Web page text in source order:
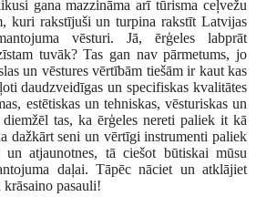
gana mazzināma arī tūrisma ceļvežu
kuri rakstījuši un turpina rakstīt Latvijas
vēsturi. Jā, ērģeles labprāt
tuvāk? Tas gan nav pārmetums, jo
un vēstures vērtībām tiešām ir kaut kas
daudzveidīgas un specifiskas kvalitātes
estētiskas un tehniskas, vēsturiskas un
tas, ka ērģeles nereti paliek it kā
dažkārt seni un vērtīgi instrumenti paliek
un atjaunotnes, tā ciešot būtiskai mūsu
daļai. Tāpēc nāciet un atklājiet
krāsaino pasauli!